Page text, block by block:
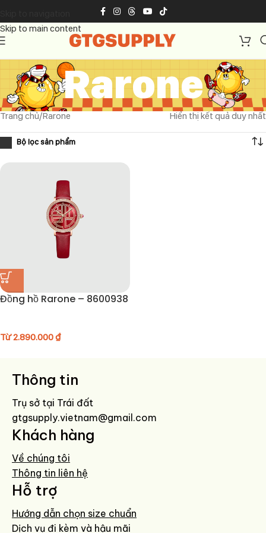
Skip to main content
Rarone
Trang chủ Rarone Hiển thị kết quả duy nhất
Đồng hồ Rarone – 8600938
Từ2.890.000₫
Thông tin
Trụ sở tại Trái đất
gtgsupply.vietnam@gmail.com
Khách hàng
Về chúng tôi
Thông tin liên hệ
Hỗ trợ
Hướng dẫn chọn size chuẩn
Dịch vụ đi kèm và hậu mãi